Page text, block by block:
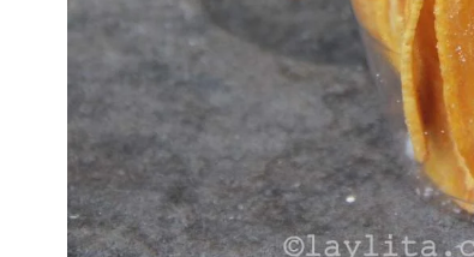
PLÁTANOS
CARNE
GLUTEN
|
SUDAMERICA